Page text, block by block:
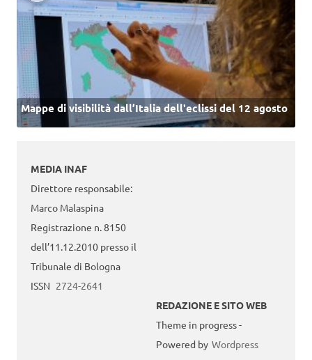
Mappe di visibilità dall’Italia dell'eclissi del 12 agosto
MEDIA INAF
Direttore responsabile:
Marco Malaspina
Registrazione n. 8150
dell’11.12.2010 presso il
Tribunale di Bologna
ISSN 2724-2641
REDAZIONE E SITO WEB
Theme in progress -
Powered by Wordpress